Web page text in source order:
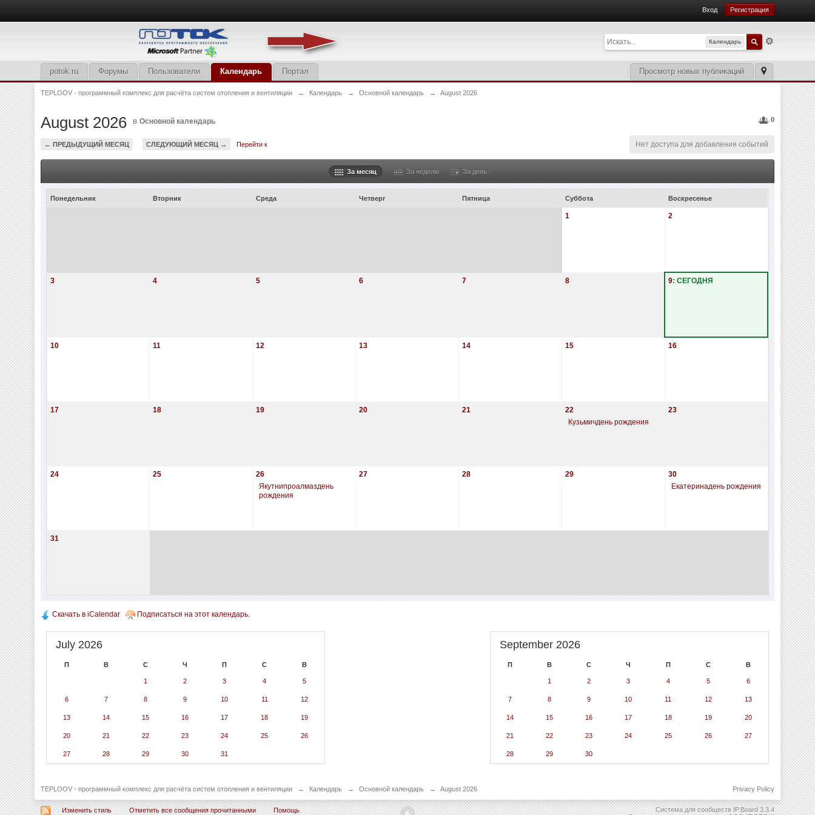
Вход Регистрация
Календарь
Просмотр новых публикаций
potok.ru Форумы Пользователи Календарь Портал
TEPLOOV - программный комплекс для расчёта систем отопления и вентиляции → Календарь → Основной календарь → August 2026
0
August 2026 вОсновной календарь
← ПРЕДЫДУЩИЙ МЕСЯЦ СЛЕДУЮЩИЙ МЕСЯЦ → Перейти к Нет доступа для добавления событий
За месяц За неделю За день
Понедельник Вторник Среда Четверг Пятница Суббота Воскресенье
1 2
3 4 5 6 7 8 9: СЕГОДНЯ
10 11 12 13 14 15 16
17 18 19 20 21
22
Кузьмичдень рождения
23
24 25
26
Якутнипроалмаздень
рождения
27 28 29
30
Екатеринадень рождения
31
Скачать в iCalendar Подписаться на этот календарь.
July 2026
П В С Ч П С В
1 2 3 4 5
6 7 8 9 10 11 12
13 14 15 16 17 18 19
20 21 22 23 24 25 26
27 28 29 30 31
September 2026
П В С Ч П С В
1 2 3 4 5 6
7 8 9 10 11 12 13
14 15 16 17 18 19 20
21 22 23 24 25 26 27
28 29 30
TEPLOOV - программный комплекс для расчёта систем отопления и вентиляции → Календарь → Основной календарь → August 2026 Privacy Policy
Изменить стиль Отметить все сообщения прочитанными Помощь Система для сообществ IP.Board 3.3.4